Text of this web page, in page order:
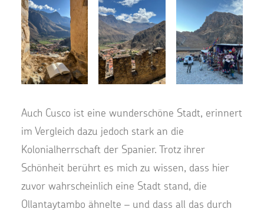
Auch Cusco ist eine wunderschöne Stadt, erinnert
im Vergleich dazu jedoch stark an die
Kolonialherrschaft der Spanier. Trotz ihrer
Schönheit berührt es mich zu wissen, dass hier
zuvor wahrscheinlich eine Stadt stand, die
Ollantaytambo ähnelte – und dass all das durch